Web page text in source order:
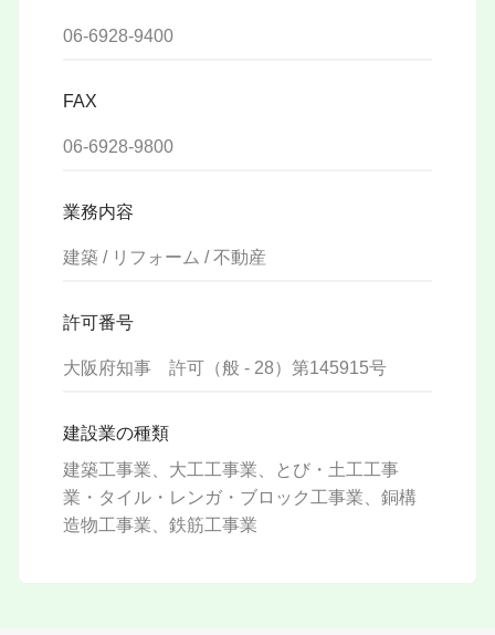
06-6928-9400
FAX
06-6928-9800
業務内容
建築 / リフォーム / 不動産
許可番号
大阪府知事 許可（般 - 28）第145915号
建設業の種類
建築工事業、大工工事業、とび・土工工事
業・タイル・レンガ・ブロック工事業、銅構
造物工事業、鉄筋工事業